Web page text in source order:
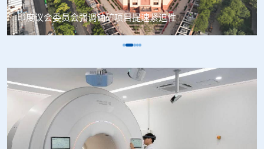
中核辐智正式设立 中国同辐持股90%打通核医疗全产业链